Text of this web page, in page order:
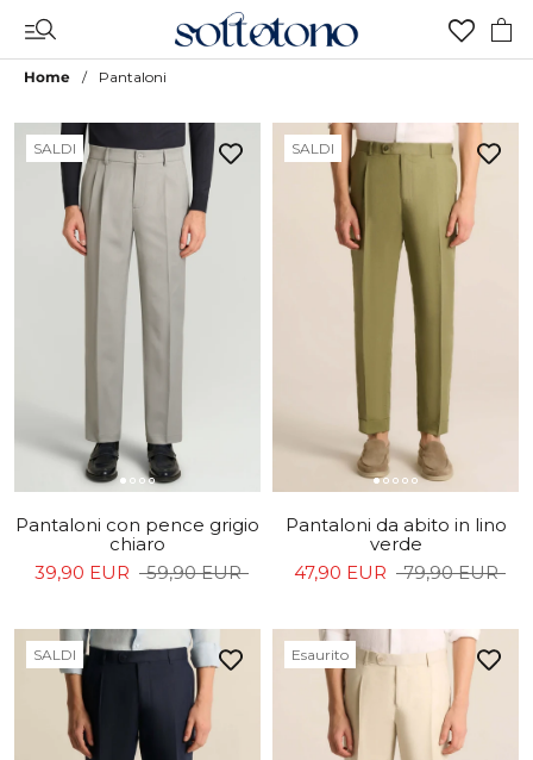
contenuto
Home Pantaloni
SALDI
Pantaloni con pence grigio
chiaro
39,90 EUR
59,90 EUR
SALDI
Pantaloni da abito in lino
verde
47,90 EUR
79,90 EUR
SALDI Esaurito